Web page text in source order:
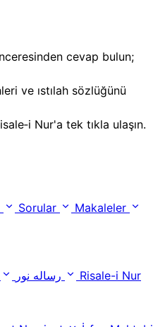
cevap bulun;
ve ıstılah sözlüğünü
Nur'a tek tıkla ulaşın.
Sorular
Makaleler
Risale-i Nur